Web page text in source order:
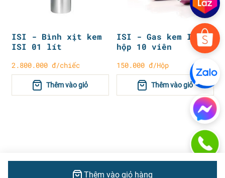
ISI - Bình xịt kem
ISI 01 lít
2.800.000 đ/chiếc
Thêm vào giỏ
ISI - Gas kem ISI
hộp 10 viên
150.000 đ/Hộp
Thêm vào giỏ
Thêm vào giỏ hàng